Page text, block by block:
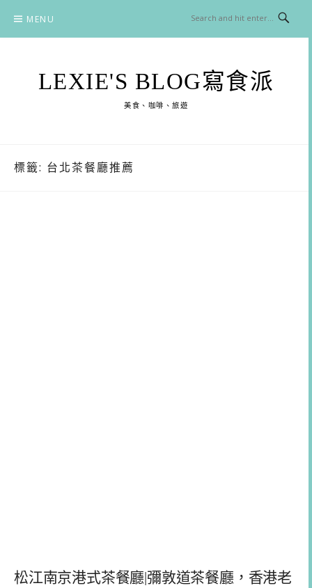
content
MENU
LEXIE'S BLOG寫食派
美食、咖啡、旅遊
標籤: 台北茶餐廳推薦
松江南京港式茶餐廳|彌敦道茶餐廳，香港老